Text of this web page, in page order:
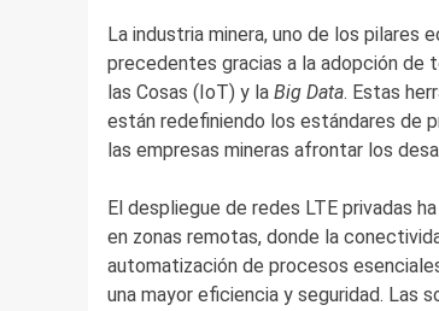
La industria minera, uno de los pilares
precedentes gracias a la adopción de
las Cosas (IoT) y la Big Data. Estas
están redefiniendo los estándares de
las empresas mineras afrontar los
El despliegue de redes LTE privadas
en zonas remotas, donde la
automatización de procesos
una mayor eficiencia y seguridad. Las